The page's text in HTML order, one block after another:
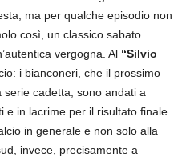
ma per qualche episodio non
così, un classico sabato
vergogna. Al “Silvio
i bianconeri, che il prossimo
cadetta, sono andati a
e in lacrime per il risultato finale.
in generale e non solo alla
invece, precisamente a